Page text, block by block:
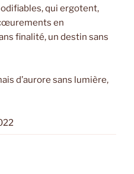
qui ergotent,
en
finalité, un destin sans
d’aurore sans lumière,